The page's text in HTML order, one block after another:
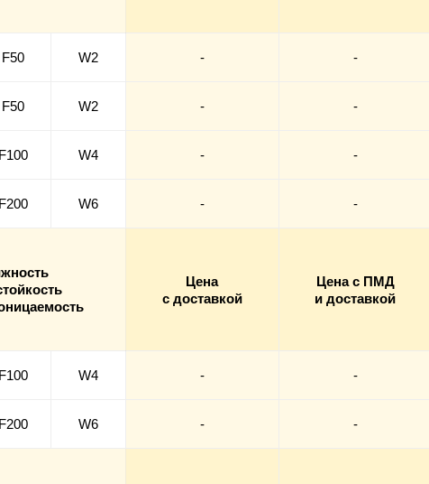
F50 W2 - -
F50 W2 - -
F100 W4 - -
F200 W6 - -
Цена
с доставкой
Цена с ПМД
и доставкой
F100 W4 - -
F200 W6 - -